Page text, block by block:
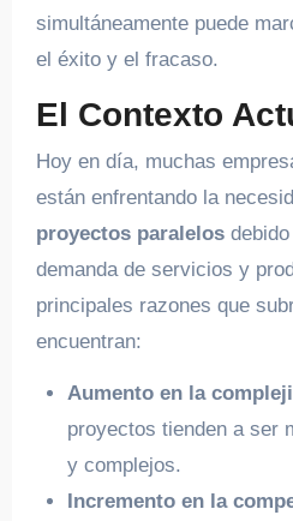
simultáneamente puede
el éxito y el fracaso.
El Contexto
Hoy en día, muchas
están enfrentando la
proyectos paralelosdebido
demanda de servicios y
principales razones que
encuentran:
Aumento en la
proyectos tienden a ser
y complejos.
Incremento en la